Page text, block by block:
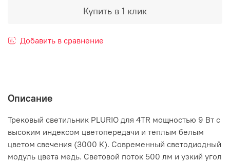
Купить в 1 клик
Добавить в сравнение
Описание
Трековый светильник PLURIO для 4TR мощностью 9 Вт с
высоким индексом цветопередачи и теплым белым
цветом свечения (3000 К). Современный светодиодный
модуль цвета медь. Световой поток 500 лм и узкий угол